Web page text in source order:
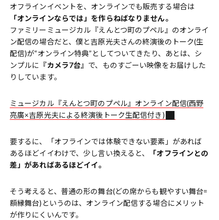
オフラインイベントを、オンラインでも販売する場合は
「オンラインならでは」を作らねばなりません。
ファミリーミュージカル『えんとつ町のプペル』のオンライ
ン配信の場合だと、僕と吉原光夫さんの終演後のトーク(生
配信)が“オンライン特典”としてついてきたり、あとは、シ
ンプルに 『カメラ7台』 で、ものすごーい映像をお届けした
りしています。
ミュージカル『えんとつ町のプペル』オンライン配信(西野
亮廣×吉原光夫による終演後トーク生配信付き)
要するに、「オフラインでは体験できない要素」があれば
あるほどイイわけで、少し言い換えると、
「オフラインとの
差」があればあるほどイイ。
そう考えると、普通の形の舞台(どの席からも観やすい舞台=
額縁舞台)というのは、オンライン配信する場合にメリット
が作りにくいんです。